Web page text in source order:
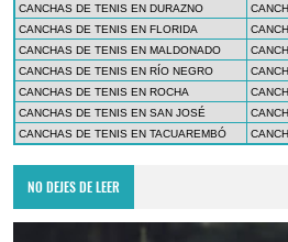
CANCHAS DE TENIS EN DURAZNO
CANCHAS DE TENIS EN FLORIDA
CANCHAS DE TENIS EN MALDONADO
CANCHAS DE TENIS EN RÍO NEGRO
CANCHAS DE TENIS EN ROCHA
CANCHAS DE TENIS EN SAN JOSÉ
CANCHAS DE TENIS EN TACUAREMBÓ
NO DEJES DE LEER